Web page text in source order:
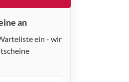
an
ein - wir